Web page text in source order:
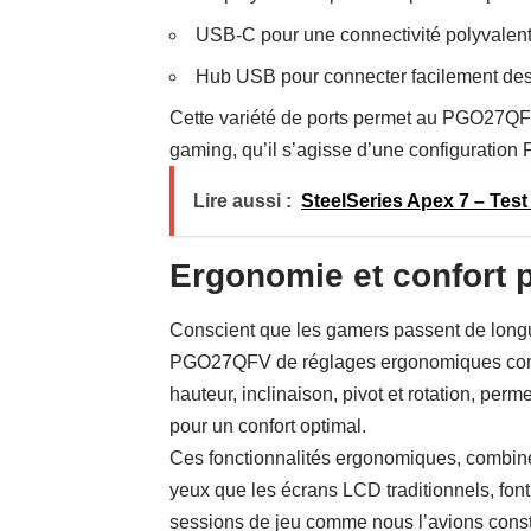
USB-C pour une connectivité
Hub USB pour connecter facilement
Cette variété de ports permet au
gaming, qu’il s’agisse d’une
Lire aussi : SteelSeries Apex 7 –
Ergonomie et confort
Conscient que les gamers passent de
PGO27QFV de réglages ergonomiques
hauteur, inclinaison, pivot et rotation,
pour un confort optimal.
Ces fonctionnalités ergonomiques,
yeux que les écrans LCD traditionnels,
sessions de jeu comme nous l’avions